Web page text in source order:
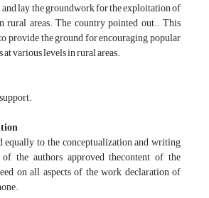
lay the groundwork for the exploitation of
rural areas. The country pointed out.. This
provide the ground for encouraging popular
various levels in rural areas.
to the conceptualization and writing
the authors approved thecontent of the
on all aspects of the work declaration of